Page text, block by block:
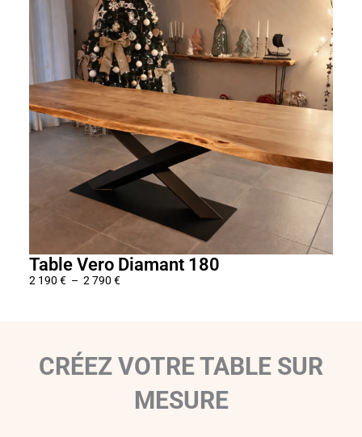
Table Vero Diamant 180
2 190 € – 2 790 €
e
CRÉEZ VOTRE TABLE SUR
MESURE